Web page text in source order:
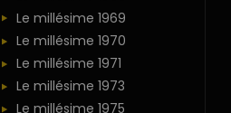
Le millésime 1969
Le millésime 1970
Le millésime 1971
Le millésime 1973
Le millésime 1975